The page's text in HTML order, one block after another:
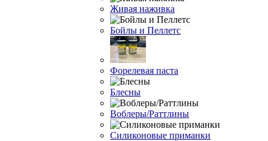
Живая наживка
Бойлы и Пеллетс
Форелевая паста
Блесны
Воблеры/Раттлины
Силиконовые приманки